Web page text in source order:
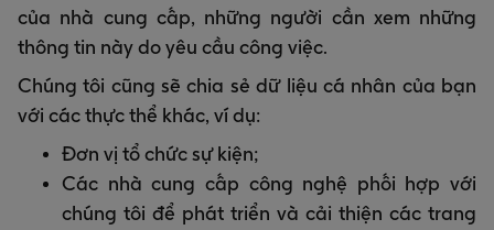
của nhà cung cấp, những người cần xem những
thông tin này do yêu cầu công việc.
Chúng tôi cũng sẽ chia sẻ dữ liệu cá nhân của bạn
với các thực thể khác, ví dụ:
Đơn vị tổ chức sự kiện;
Các nhà cung cấp công nghệ phối hợp với
chúng tôi để phát triển và cải thiện các trang